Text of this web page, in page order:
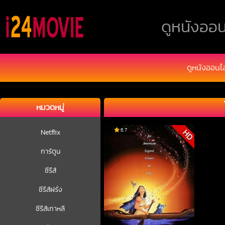
ดูหนังออ
ดูหนังออนไ
หมวดหมู่
Netflix
การ์ตูน
ซีรีส์
ซีรีส์ฝรั่ง
ซีรีส์เกาหลี
6.7 HD